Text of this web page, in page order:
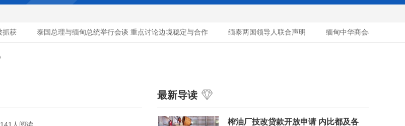
泰国总理与缅甸总统举行会谈 重点讨论边境稳定与合作 缅泰两国领导人联合声明 缅甸中华商会与缅甸缅族
最新导读
榨油厂技改贷款开放申请 内比都及各